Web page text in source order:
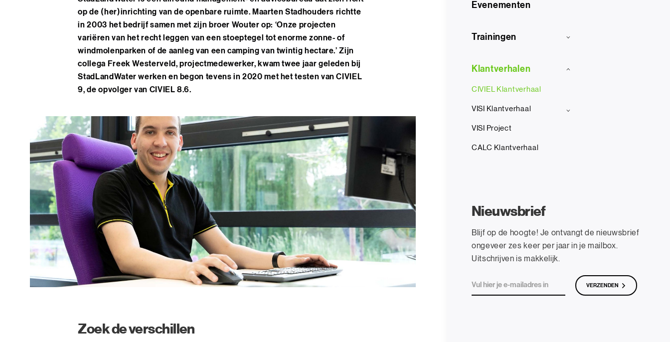
op de (her)inrichting van de openbare ruimte. Maarten Stadhouders richtte
in 2003 het bedrijf samen met zijn broer Wouter op: ‘Onze projecten
variëren van het recht leggen van een stoeptegel tot enorme zonne- of
windmolenparken of de aanleg van een camping van twintig hectare.’ Zijn
collega Freek Westerveld, projectmedewerker, kwam twee jaar geleden bij
StadLandWater werken en begon tevens in 2020 met het testen van CIVIEL
9, de opvolger van CIVIEL 8.6.
Zoek de verschillen
Evenementen
Trainingen
Klantverhalen
CIVIEL Klantverhaal
VISI Klantverhaal
VISI Project
CALC Klantverhaal
Nieuwsbrief
Blijf op de hoogte! Je ontvangt de nieuwsbrief
ongeveer zes keer per jaar in je mailbox.
Uitschrijven is makkelijk.
VERZENDEN